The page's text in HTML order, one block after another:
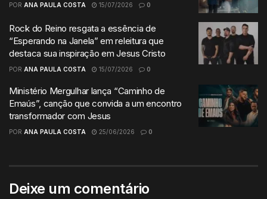
POR ANA PAULA COSTA 15/07/2026 0
Rock do Reino resgata a essência de
“Esperando na Janela” em releitura que
destaca sua inspiração em Jesus Cristo
POR ANA PAULA COSTA 15/07/2026 0
Ministério Mergulhar lança “Caminho de
Emaús”, canção que convida a um encontro
transformador com Jesus
POR ANA PAULA COSTA 25/06/2026 0
Deixe um comentário